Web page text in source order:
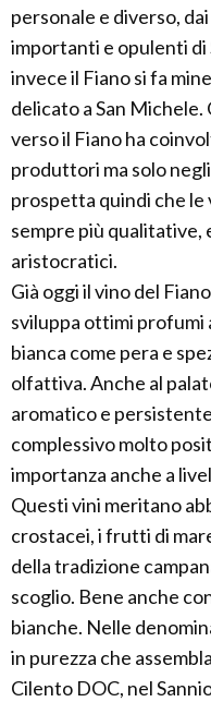
personale e diverso,
importanti e opulenti
invece il Fiano si fa
delicato a San
verso il Fiano ha
produttori ma solo
prospetta quindi che
sempre più qualitative,
aristocratici.
Già oggi il vino del
sviluppa ottimi
bianca come pera e
olfattiva. Anche al
aromatico e
complessivo molto
importanza anche a
Questi vini meritano
crostacei, i frutti di
della tradizione
scoglio. Bene anche
bianche. Nelle
in purezza che
Cilento DOC, nel